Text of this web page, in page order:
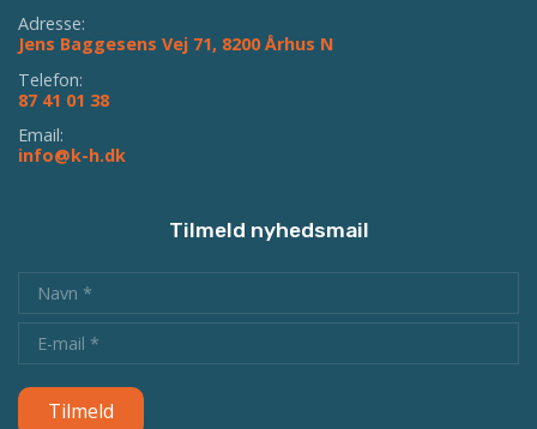
Adresse:
Jens Baggesens Vej 71, 8200 Århus N
Telefon:
87 41 01 38
Email:
info@k-h.dk
Tilmeld nyhedsmail